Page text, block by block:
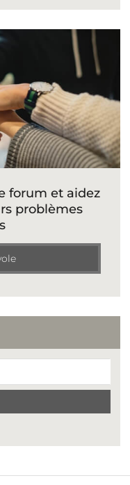
forum et aidez
problèmes